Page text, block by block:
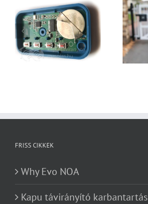
Kapu távirányító
kisokos
FRISS CIKKEK
Why Evo NOA
Kapu távirányító karbantartás